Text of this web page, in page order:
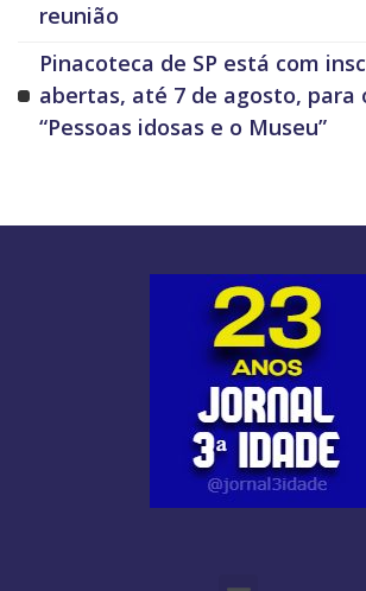
reunião
Pinacoteca de SP está com
abertas, até 7 de agosto, para
“Pessoas idosas e o Museu”